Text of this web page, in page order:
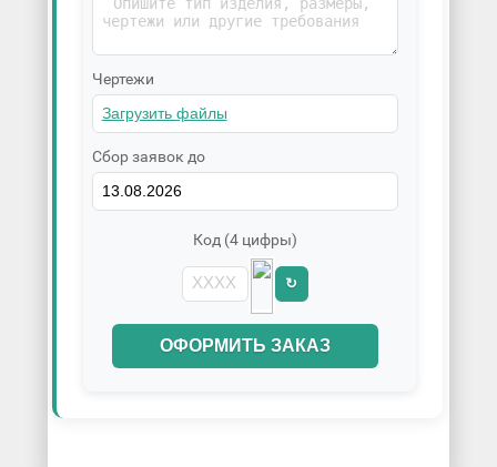
Чертежи
Сбор заявок до
Код (4 цифры)
↻
ОФОРМИТЬ ЗАКАЗ